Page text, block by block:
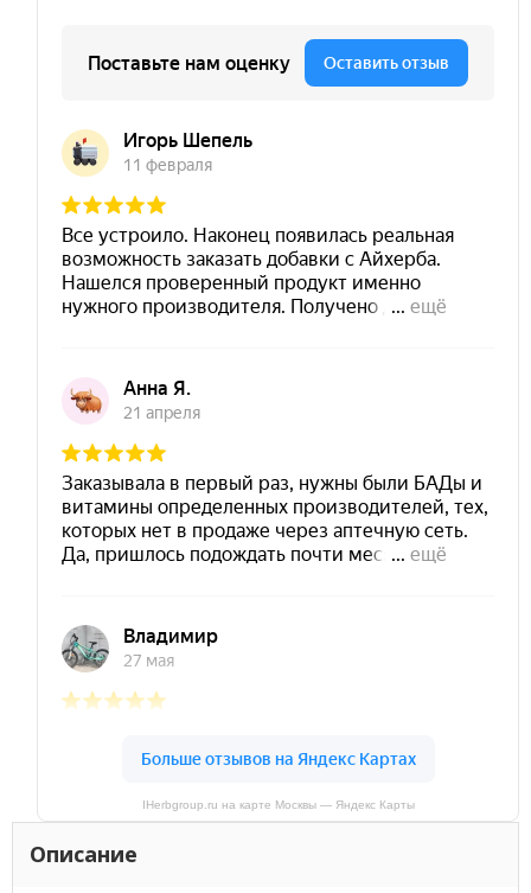
IHerbgroup.ru на карте Москвы — Яндекс Карты
Описание